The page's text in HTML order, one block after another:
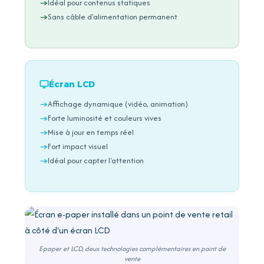
Idéal pour contenus statiques
Sans câble d'alimentation permanent
Écran LCD
Affichage dynamique (vidéo, animation)
Forte luminosité et couleurs vives
Mise à jour en temps réel
Fort impact visuel
Idéal pour capter l'attention
E-paper et LCD, deux technologies complémentaires en point de
vente